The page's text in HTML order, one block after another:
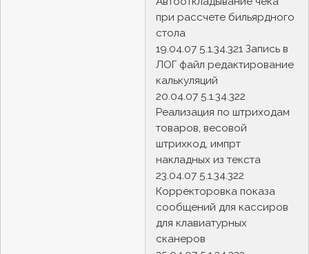
при рассчете бильярдного
стола
19.04.07 5.1.34.321 Запись в
ЛОГ файл редактирование
калькуляций
20.04.07 5.1.34.322
Реализация по штриходам
товаров, весовой
штрихкод, импрт
накладных из текста
23.04.07 5.1.34.322
Корректоровка показа
сообщений для кассиров
для клавиатурных
сканеров